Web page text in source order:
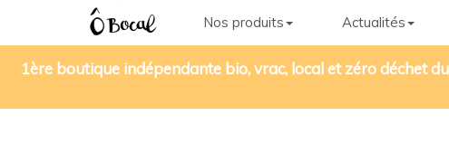
Nos produits Actualités
1ère boutique indépendante bio, vrac, local et zéro déchet